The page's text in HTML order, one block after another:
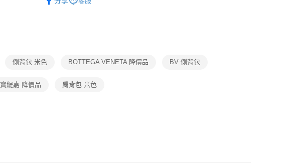
絡購買商品的店家。未經商家同意取消之訂單仍視為有效，需透過AFTEE
１．透過由恩沛科技股份有限公司提供之「AFTEE先享後付」服務完成之
求債權轉讓予恩沛科技股份有限公司。
免運費
高人氣專區｜專區Max50%OFF 精選女包
側背包 米色 BOTTEGA VENETA 降價品 BV 側背包
寶緹嘉 降價品 肩背包 米色